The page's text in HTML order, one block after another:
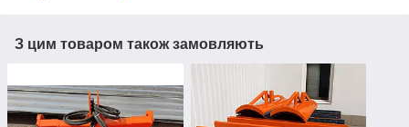
З цим товаром також замовляють